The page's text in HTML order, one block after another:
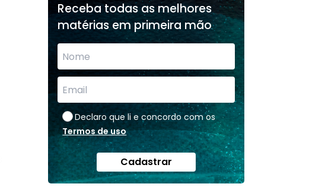
Receba todas as melhores
matérias em primeira mão
Declaro que li e concordo com os
Termos de uso
Cadastrar